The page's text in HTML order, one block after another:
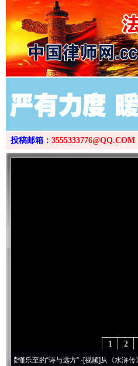
投稿邮箱： 3555333776@QQ.COM
2
1
“诗与远方”·[视频]从《水浒传》看间谍“攻